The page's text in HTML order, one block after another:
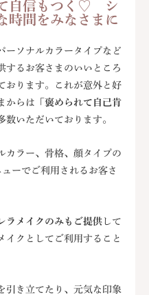
自信もつく♡ シ
時間をみなさまに
ーソナルカラータイプなど
するお客さまのいいところ
おります。これが意外と好
からは 「褒められて自己肯
数いただいております。
カラー、骨格、顔タイプの
ーでご利用されるお客さ
ラメイクのみもご提供 して
イクとしてご利用すること
引き立てたり、元気な印象